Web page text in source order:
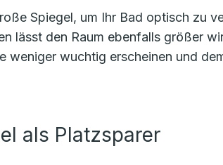
Spiegel, um Ihr Bad optisch zu
lässt den Raum ebenfalls größer
weniger wuchtig erscheinen und
als Platzsparer